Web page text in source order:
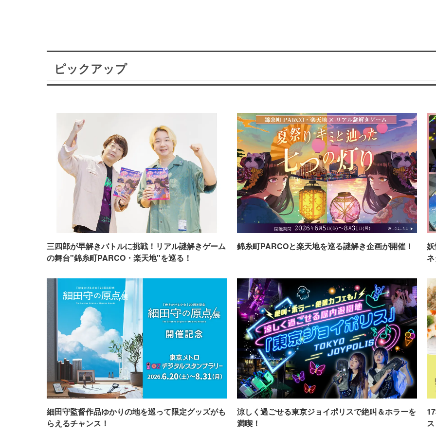
ピックアップ
三四郎が早解きバトルに挑戦！リアル謎解きゲーム
の舞台"錦糸町PARCO・楽天地"を巡る！
錦糸町PARCOと楽天地を巡る謎解き企画が開催！
細田守監督作品ゆかりの地を巡って限定グッズがも
らえるチャンス！
涼しく過ごせる東京ジョイポリスで絶叫＆ホラーを
満喫！